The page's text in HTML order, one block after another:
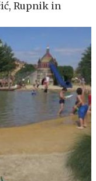
Rupnik in